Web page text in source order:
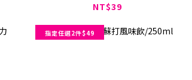
NT$39
指定任選2件$49